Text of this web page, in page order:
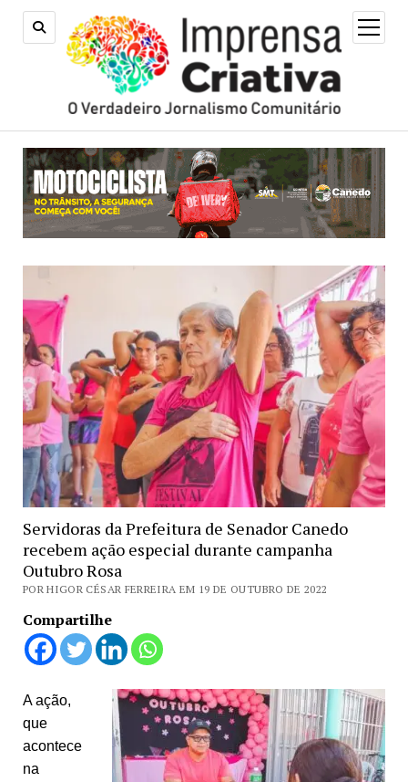
open
menu
Servidoras da Prefeitura de Senador Canedo
recebem ação especial durante campanha
Outubro Rosa
POR HIGOR CÉSAR FERREIRA EM 19 DE OUTUBRO DE 2022
Compartilhe
A ação,
que
acontece
na